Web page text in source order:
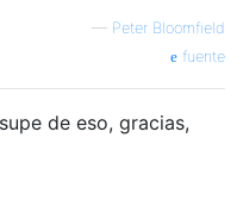
— Peter Bloomfield
fuente
de eso, gracias,